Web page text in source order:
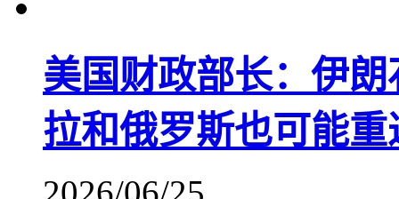
美国财政部长：伊
拉和俄罗斯也可能